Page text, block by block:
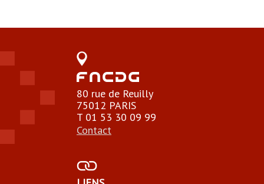
80 rue de Reuilly
75012 PARIS
T 01 53 30 09 99
Contact